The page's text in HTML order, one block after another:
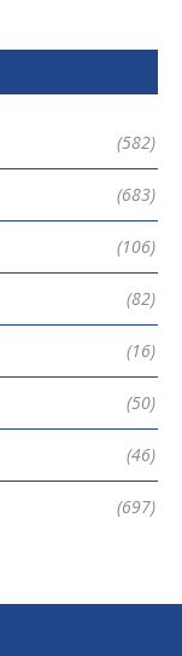
(582)
(683)
(106)
(82)
(16)
(50)
(46)
(697)